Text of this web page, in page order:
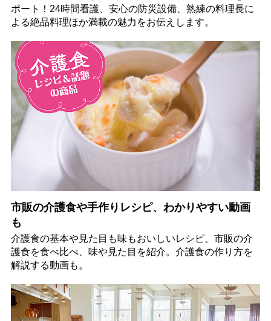
ポート！24時間看護、安心の防災設備、熟練の料理長に
よる絶品料理ほか満載の魅力をお伝えします。
市販の介護食や手作りレシピ、わかりやすい動画
も
介護食の基本や見た目も味もおいしいレシピ、市販の介
護食を食べ比べ、味や見た目を紹介。介護食の作り方を
解説する動画も。